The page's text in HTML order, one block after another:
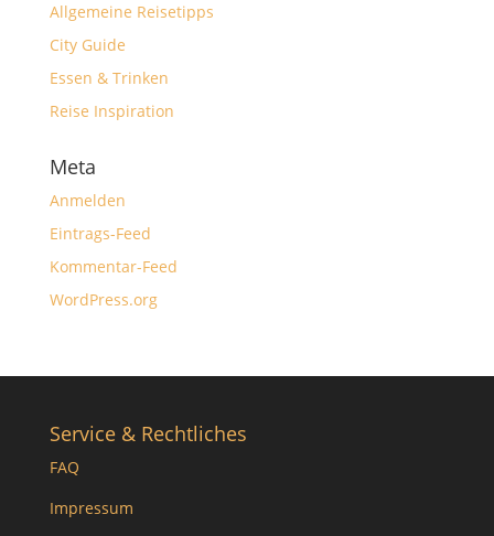
Allgemeine Reisetipps
City Guide
Essen & Trinken
Reise Inspiration
Meta
Anmelden
Eintrags-Feed
Kommentar-Feed
WordPress.org
Service & Rechtliches
FAQ
Impressum